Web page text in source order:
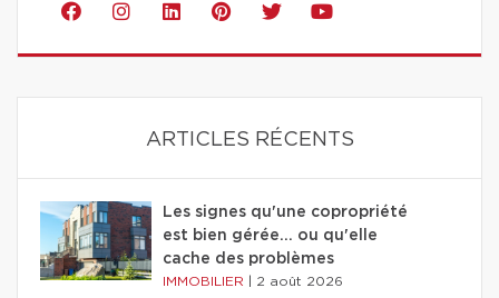
ARTICLES RÉCENTS
Les signes qu'une copropriété
est bien gérée… ou qu'elle
cache des problèmes
IMMOBILIER 2 août 2026